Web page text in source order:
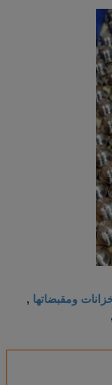
ومقبضاتها ,
,